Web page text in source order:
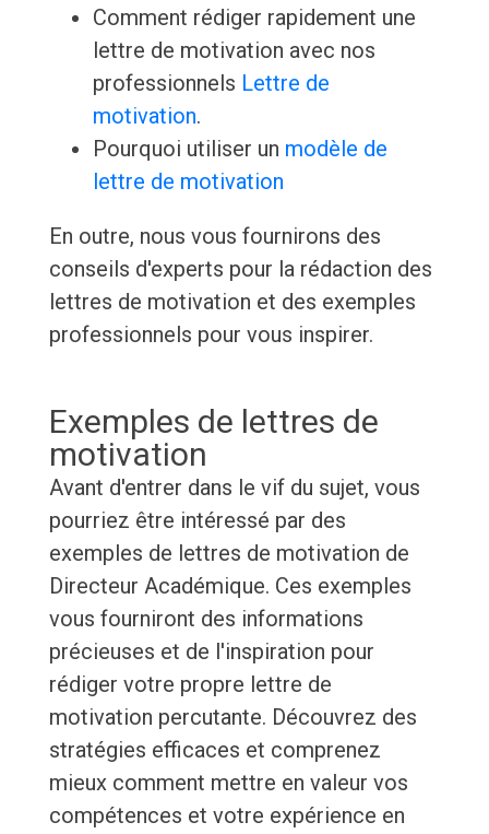
Comment rédiger rapidement une
lettre de motivation avec nos
professionnels Lettre de
motivation.
Pourquoi utiliser un modèle de
lettre de motivation
En outre, nous vous fournirons des
conseils d'experts pour la rédaction des
lettres de motivation et des exemples
professionnels pour vous inspirer.
Exemples de lettres de
motivation
Avant d'entrer dans le vif du sujet, vous
pourriez être intéressé par des
exemples de lettres de motivation de
Directeur Académique. Ces exemples
vous fourniront des informations
précieuses et de l'inspiration pour
rédiger votre propre lettre de
motivation percutante. Découvrez des
stratégies efficaces et comprenez
mieux comment mettre en valeur vos
compétences et votre expérience en